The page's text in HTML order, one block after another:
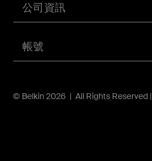
帳號
公司資訊
© Belkin 2026 | All Rights Reserved |